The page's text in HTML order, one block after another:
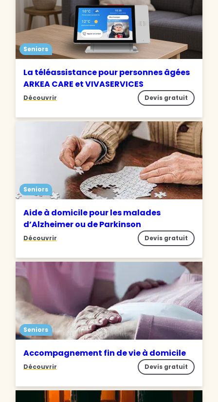
Seniors
La téléassistance pour personnes âgées
ARKEA CARE et VIVASERVICES
Découvrir Devis gratuit
Seniors
Aide à domicile pour les malades
d’Alzheimer ou de Parkinson
Découvrir Devis gratuit
Seniors
Accompagnement fin de vie à domicile
Découvrir Devis gratuit